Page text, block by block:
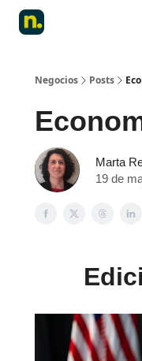
Negocios Posts
Marta
19 de